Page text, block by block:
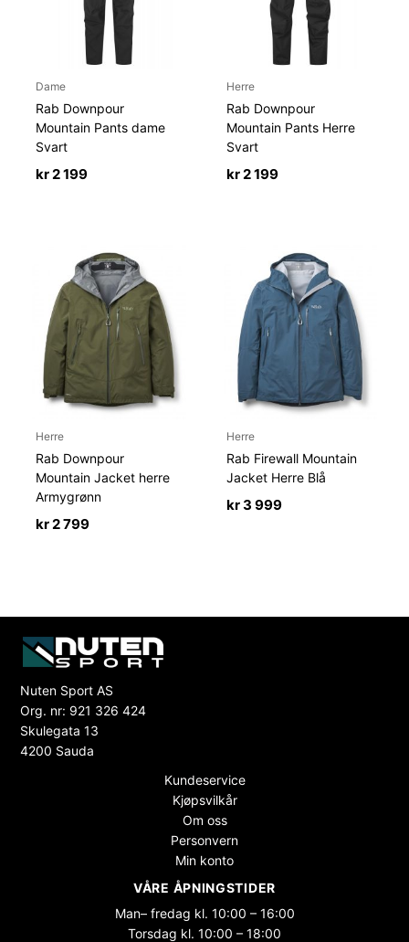
Dame
Rab Downpour
Mountain Pants dame
Svart
kr 2 199
Herre
Rab Downpour
Mountain Pants Herre
Svart
kr 2 199
Herre
Rab Downpour
Mountain Jacket herre
Armygrønn
kr2 799
Herre
Rab Firewall Mountain
Jacket Herre Blå
kr3 999
Nuten Sport AS
Org. nr: 921 326 424
Skulegata 13
4200 Sauda
Kundeservice
Kjøpsvilkår
Om oss
Personvern
Min konto
VÅRE ÅPNINGSTIDER
Man– fredag kl. 10:00 – 16:00
Torsdag kl. 10:00 – 18:00